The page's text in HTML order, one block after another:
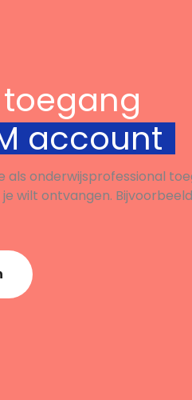
account
als onderwijsprofessional
wilt ontvangen.